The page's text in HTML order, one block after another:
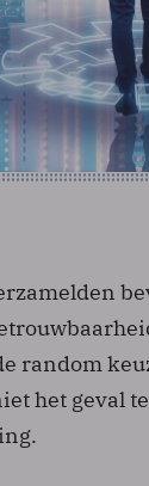
random
het geval